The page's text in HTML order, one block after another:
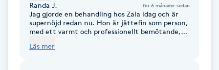
Bröllopsuppsättning
Randa J. för 6 månader sedan
Jag gjorde en behandling hos Zala idag och är
supernöjd redan nu. Hon är jättefin som person,
med ett varmt och professionellt bemötande,
händer, det gjorde inte ont alls under
Läs mer